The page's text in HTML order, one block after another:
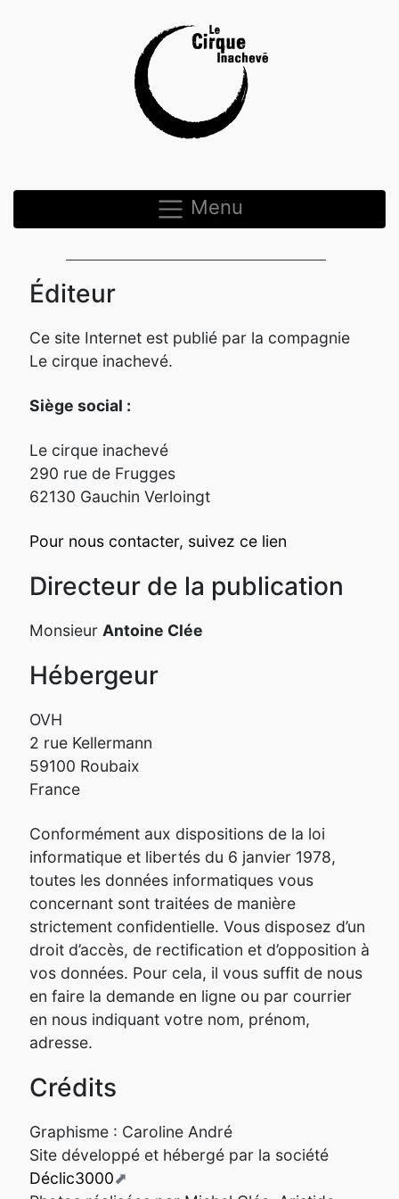
Menu
Éditeur
Ce site Internet est publié par la compagnie
Le cirque inachevé.
Siège social :
Le cirque inachevé
290 rue de Frugges
62130 Gauchin Verloingt
Pour nous contacter, suivez ce lien
Directeur de la publication
Monsieur Antoine Clée
Hébergeur
OVH
2 rue Kellermann
59100 Roubaix
France
Conformément aux dispositions de la loi
informatique et libertés du 6 janvier 1978,
toutes les données informatiques vous
concernant sont traitées de manière
strictement confidentielle. Vous disposez d’un
droit d’accès, de rectification et d’opposition à
vos données. Pour cela, il vous suffit de nous
en faire la demande en ligne ou par courrier
en nous indiquant votre nom, prénom,
adresse.
Crédits
Graphisme : Caroline André
Site développé et hébergé par la société
Déclic3000